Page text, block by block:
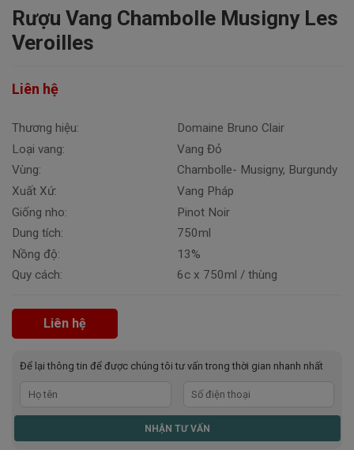
Rượu Vang Chambolle Musigny Les
Veroilles
Liên hệ
Thương hiệu:
Loại vang:
Vùng:
Xuất Xứ:
Giống nho:
Dung tích:
Nồng độ:
Quy cách:
Domaine Bruno Clair
Vang Đỏ
Chambolle- Musigny, Burgundy
Vang Pháp
Pinot Noir
750ml
13%
6c x 750ml / thùng
Liên hệ
Để lại thông tin để được chúng tôi tư vấn trong thời gian nhanh nhất